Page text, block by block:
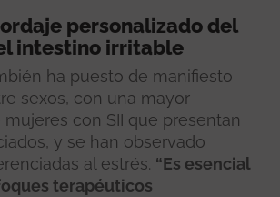
personalizado del
intestino irritable
ha puesto de manifiesto
sexos, con una mayor
con SII que presentan
y se han observado
al estrés. “Es esencial
terapéuticos